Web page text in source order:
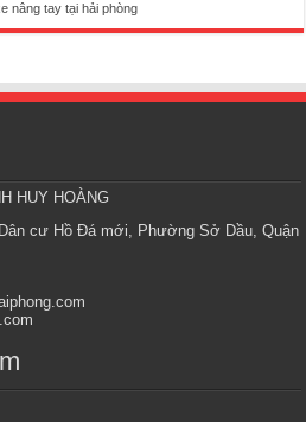
nâng tay tại hải phòng
HUY HOÀNG
cư Hồ Đá mới, Phường Sở Dầu, Quận